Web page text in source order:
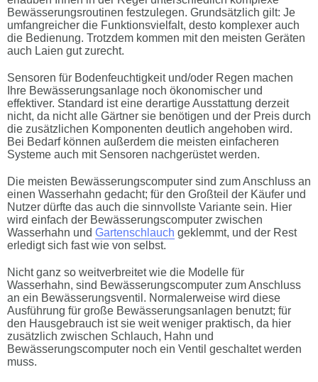
Bewässerungsroutinen festzulegen. Grundsätzlich gilt: Je
umfangreicher die Funktionsvielfalt, desto komplexer auch
die Bedienung. Trotzdem kommen mit den meisten Geräten
auch Laien gut zurecht.
Sensoren für Bodenfeuchtigkeit und/oder Regen machen
Ihre Bewässerungsanlage noch ökonomischer und
effektiver. Standard ist eine derartige Ausstattung derzeit
nicht, da nicht alle Gärtner sie benötigen und der Preis durch
die zusätzlichen Komponenten deutlich angehoben wird.
Bei Bedarf können außerdem die meisten einfacheren
Systeme auch mit Sensoren nachgerüstet werden.
Die meisten Bewässerungscomputer sind zum Anschluss an
einen Wasserhahn gedacht; für den Großteil der Käufer und
Nutzer dürfte das auch die sinnvollste Variante sein. Hier
wird einfach der Bewässerungscomputer zwischen
Wasserhahn und Gartenschlauch geklemmt, und der Rest
erledigt sich fast wie von selbst.
Nicht ganz so weitverbreitet wie die Modelle für
Wasserhahn, sind Bewässerungscomputer zum Anschluss
an ein Bewässerungsventil. Normalerweise wird diese
Ausführung für große Bewässerungsanlagen benutzt; für
den Hausgebrauch ist sie weit weniger praktisch, da hier
zusätzlich zwischen Schlauch, Hahn und
Bewässerungscomputer noch ein Ventil geschaltet werden
muss.